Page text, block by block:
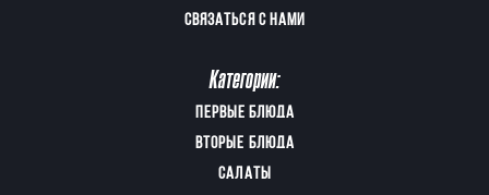
СВЯЗАТЬСЯ С НАМИ
Категории:
ПЕРВЫЕ БЛЮДА
ВТОРЫЕ БЛЮДА
САЛАТЫ